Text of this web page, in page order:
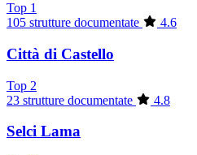
Top 1
105 strutture documentate
4.6
Città di Castello
Top 2
23 strutture documentate
4.8
Selci Lama